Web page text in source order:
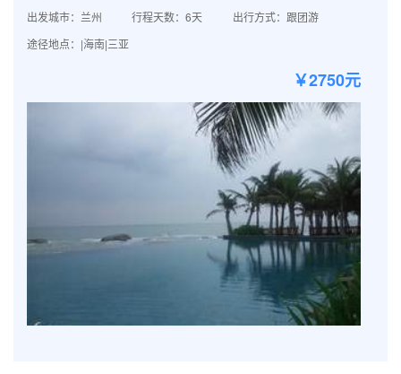
出发城市：兰州 行程天数：6天
出行方式：跟团游
途径地点：|海南|三亚
￥2750元